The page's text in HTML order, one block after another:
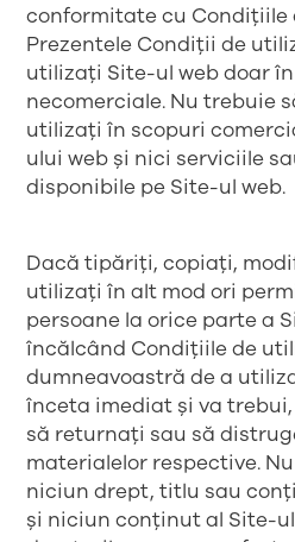
conformitate cu Condițiile
Prezentele Condiții de
utilizați Site-ul web doar
necomerciale. Nu trebuie
utilizați în scopuri
ului web și nici serviciile
disponibile pe Site-ul web.
Dacă tipăriți, copiați,
utilizați în alt mod ori
persoane la orice parte a
încălcând Condițiile de
dumneavoastră de a
înceta imediat și va
să returnați sau să
materialelor respective.
niciun drept, titlu sau
și niciun conținut al Site-